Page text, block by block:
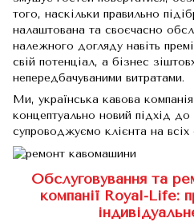
того, наскільки правильно
налаштована та своєчасно
належного догляду навіть
свій потенціал, а бізнес
непередбачуваними витратами.
Ми, українська кавова
концептуально новий підхід до
супроводжуємо клієнта на всіх
Обслуговування та
компанії Royal-Life: